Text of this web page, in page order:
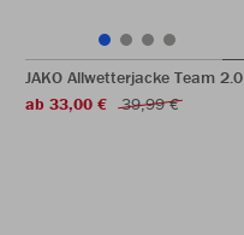
JAKO Allwetterjacke Team 2.0
ab 33,00 €
39,99 €